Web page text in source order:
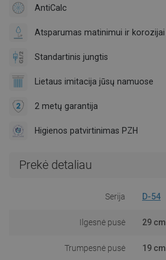
AntiCalc
Atsparumas matinimui ir korozijai
Standartinis jungtis
Lietaus imitacija jūsų namuose
2 metų garantija
Higienos patvirtinimas PZH
Prekė detaliau
Serija D-54
Ilgesnė pusė 29 cm
Trumpesnė pusė 19 cm